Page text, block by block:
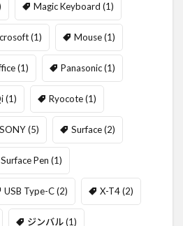
Magic Keyboard (1)
(1) Mouse(1)
(1) Panasonic(1)
(1) Ryocote(1)
SONY(5) Surface(2)
Surface Pen (1)
USB Type-C(2) X-T4(2)
ジンバル(1)